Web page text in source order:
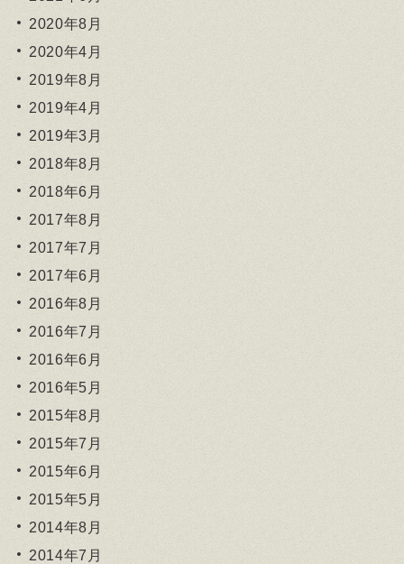
2020年8月
2020年4月
2019年8月
2019年4月
2019年3月
2018年8月
2018年6月
2017年8月
2017年7月
2017年6月
2016年8月
2016年7月
2016年6月
2016年5月
2015年8月
2015年7月
2015年6月
2015年5月
2014年8月
2014年7月